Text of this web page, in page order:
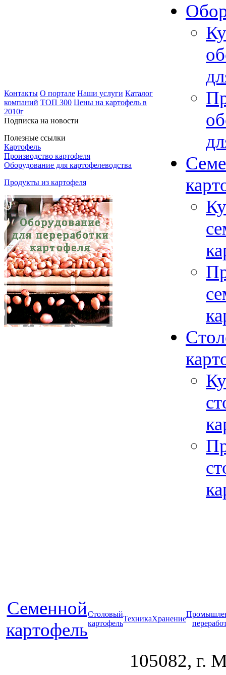
Контакты О портале Наши услуги Каталог
компаний ТОП 300 Цены на картофель в
2010г
Подписка на новости
Полезные ссылки
Картофель
Производство картофеля
Оборудование для картофелеводства
Продукты из картофеля
Cеменной
картофель
Столовый
картофель
ТехникаХранение
105082, г.